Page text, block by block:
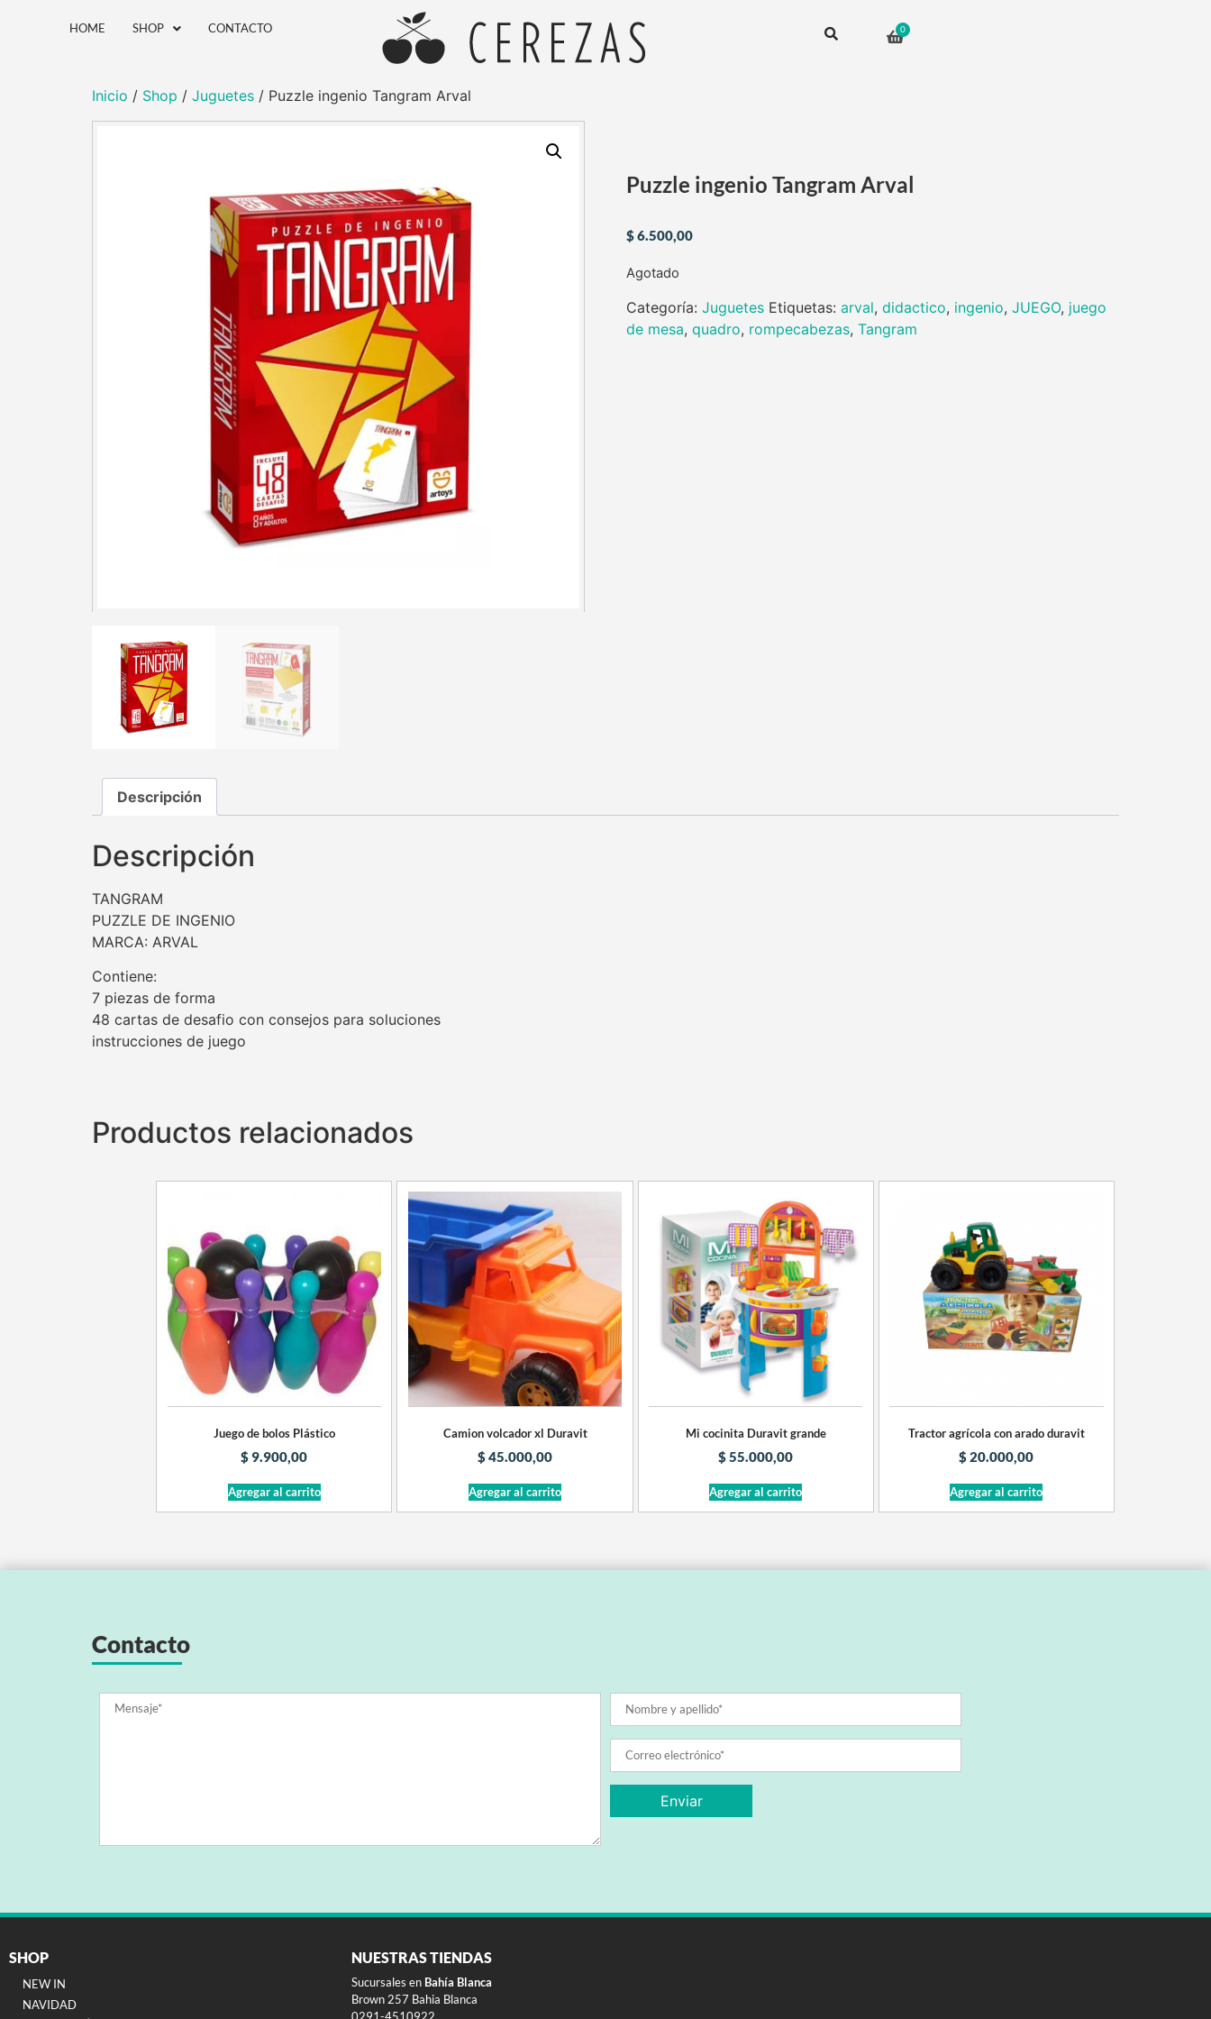
HOME SHOP CONTACTO
Inicio / Shop / Juguetes / Puzzle ingenio Tangram Arval
Puzzle ingenio Tangram Arval
$6.500,00
Agotado
Categoría: Juguetes Etiquetas: arval, didactico, ingenio, JUEGO, juego
de mesa, quadro, rompecabezas, Tangram
Descripción
Descripción
TANGRAM
PUZZLE DE INGENIO
MARCA: ARVAL
Contiene:
7 piezas de forma
48 cartas de desafio con consejos para soluciones
instrucciones de juego
Productos relacionados
Juego de bolos Plástico
$9.900,00
Agregar al carrito
Camion volcador xl Duravit
$45.000,00
Agregar al carrito
Mi cocinita Duravit grande
$ 55.000,00
Agregar al carrito
Tractor agrícola con arado duravit
$20.000,00
Agregar al carrito
Contacto
SHOP
NEW IN
NAVIDAD
NUESTRAS TIENDAS
Sucursales en Bahía Blanca
Brown 257 Bahia Blanca